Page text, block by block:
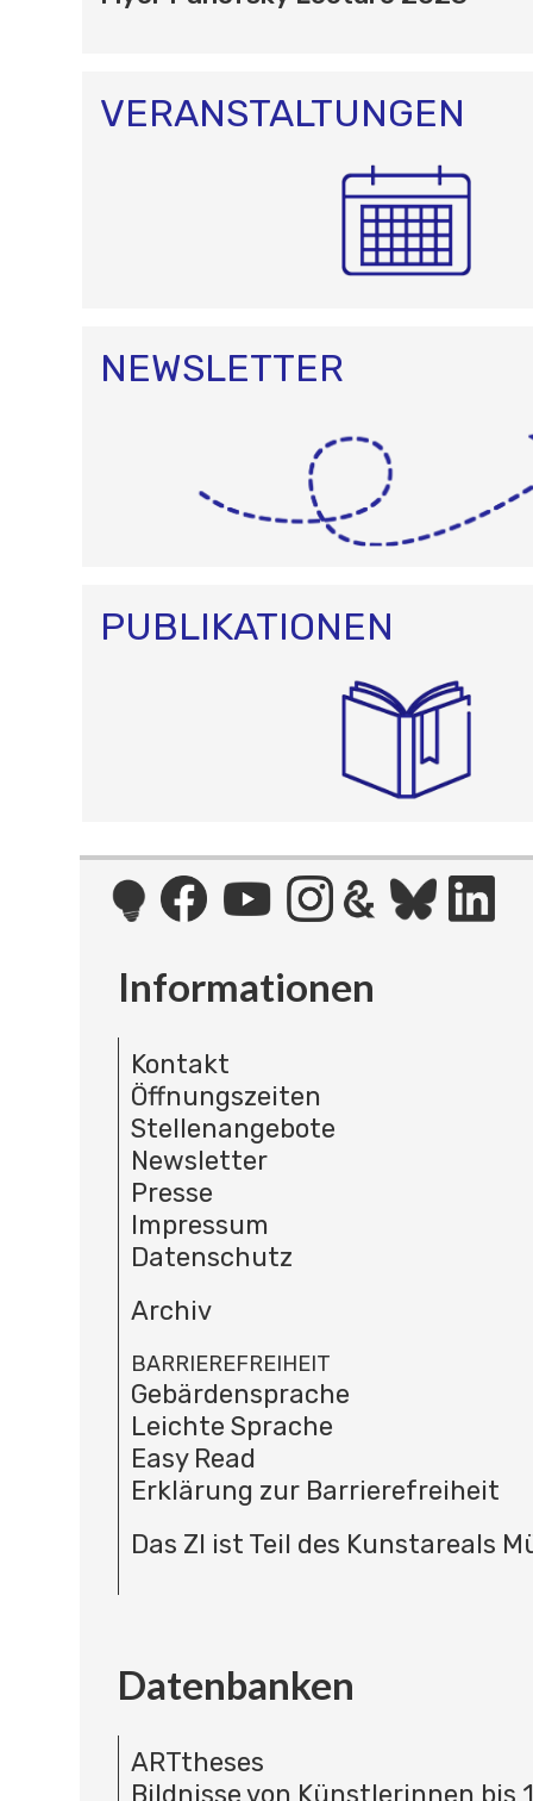
O
N
VERANSTALTUNGEN
NEWSLETTER
PUBLIKATIONEN
Informationen
Kontakt
Öffnungszeiten
Stellenangebote
Newsletter
Presse
Impressum
Datenschutz
Archiv
BARRIEREFREIHEIT
Gebärdensprache
Leichte Sprache
Easy Read
Erklärung zur Barrierefreiheit
Das ZI ist Teil des Kunstareals
Datenbanken
ARTtheses
Bildnisse von Künstlerinnen bis